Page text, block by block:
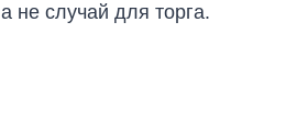
а не случай для торга.